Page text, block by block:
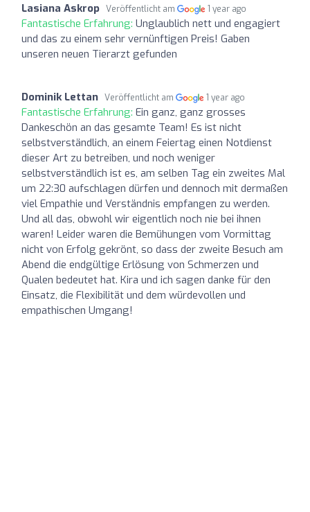
Lasiana Askrop Veröffentlicht am 1 year ago
Fantastische Erfahrung: Unglaublich nett und engagiert
und das zu einem sehr vernünftigen Preis! Gaben
unseren neuen Tierarzt gefunden
Dominik Lettan Veröffentlicht am 1 year ago
Fantastische Erfahrung: Ein ganz, ganz grosses
Dankeschön an das gesamte Team! Es ist nicht
selbstverständlich, an einem Feiertag einen Notdienst
dieser Art zu betreiben, und noch weniger
selbstverständlich ist es, am selben Tag ein zweites Mal
um 22:30 aufschlagen dürfen und dennoch mit dermaßen
viel Empathie und Verständnis empfangen zu werden.
Und all das, obwohl wir eigentlich noch nie bei ihnen
waren! Leider waren die Bemühungen vom Vormittag
nicht von Erfolg gekrönt, so dass der zweite Besuch am
Abend die endgültige Erlösung von Schmerzen und
Qualen bedeutet hat. Kira und ich sagen danke für den
Einsatz, die Flexibilität und dem würdevollen und
empathischen Umgang!